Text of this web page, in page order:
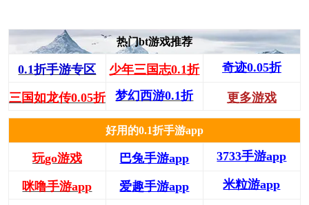
热门bt游戏推荐
0.1折手游专区 少年三国志0.1折 奇迹0.05折
三国如龙传0.05折 梦幻西游0.1折 更多游戏
好用的0.1折手游app
玩go游戏 巴兔手游app 3733手游app
咪噜手游app 爱趣手游app 米粒游app